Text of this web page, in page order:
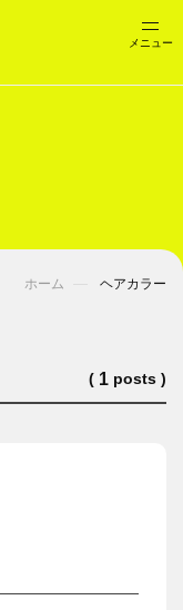
ホーム ヘアカラー
( 1 posts )